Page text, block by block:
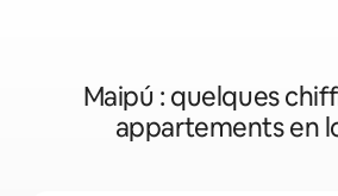
Maipú : quelques
appartements en